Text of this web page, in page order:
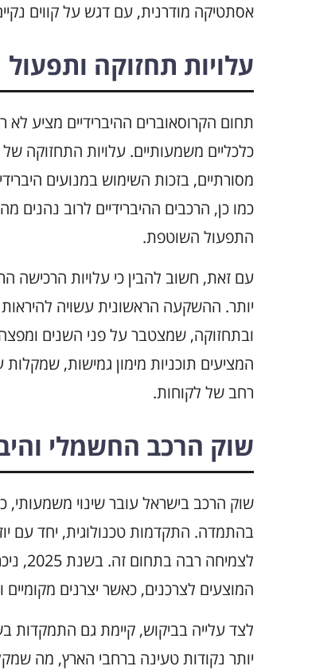
אסתטיקה מודרנית, עם דגש על קווים
עלויות תחזוקה ותפעול
תחום הקרוסאוברים ההיברידיים מציע לא
כלכליים משמעותיים. עלויות התחזוקה
מסורתיים, בזכות השימוש במנועים
כמו כן, הרכבים ההיברידיים לרוב
התפעול השוטפת.
עם זאת, חשוב להבין כי עלויות הרכישה
יותר. ההשקעה הראשונית עשויה
ובתחזוקה, שמצטבר על פני השנים
המציעים תוכניות מימון גמישות, שמקלות
רחב של לקוחות.
שוק הרכב החשמלי
שוק הרכב בישראל עובר שינוי משמעותי,
בהתמדה. התקדמות טכנולוגית, יחד עם
המוצעים לצרכנים, כאשר יצרנים מקומיים
לצד עלייה בביקוש, קיימת גם
יותר נקודות טעינה ברחבי הארץ, מה